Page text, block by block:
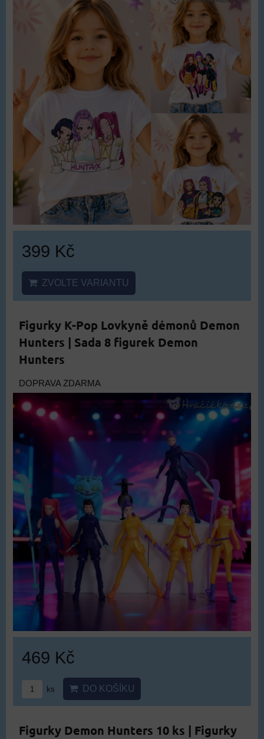
399 Kč
ZVOLTE VARIANTU
Figurky K-Pop Lovkyně démonů Demon
Hunters | Sada 8 figurek Demon
Hunters
DOPRAVA ZDARMA
469 Kč
ks DO KOŠÍKU
Figurky Demon Hunters 10 ks | Figurky